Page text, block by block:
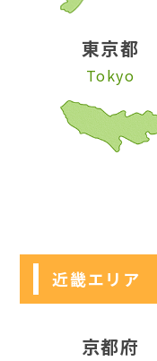
東京都
Tokyo
近畿エリア
京都府